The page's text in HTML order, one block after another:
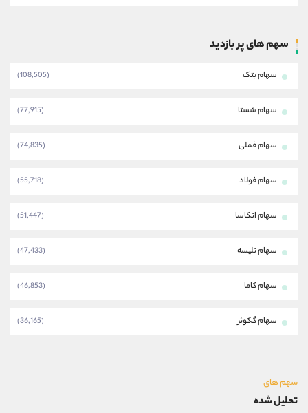
سهم های پر بازدید
سهام بتک (108,505)
سهام شستا (77,915)
سهام فملی (74,835)
سهام فولاد (55,718)
سهام اتکاسا (51,447)
سهام تلیسه (47,433)
سهام کاما (46,853)
سهام گکوثر (36,165)
سهم های
تحلیل شده